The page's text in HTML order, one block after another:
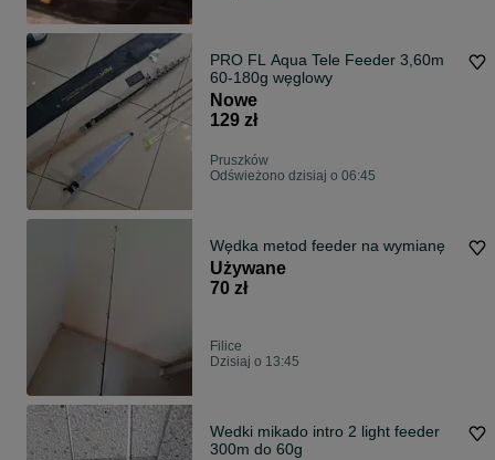
PRO FL Aqua Tele Feeder 3,60m
60-180g węglowy
Nowe
129 zł
Pruszków
Odświeżono dzisiaj o 06:45
Wędka metod feeder na wymianę
Używane
70 zł
Filice
Dzisiaj o 13:45
Wedki mikado intro 2 light feeder
300m do 60g